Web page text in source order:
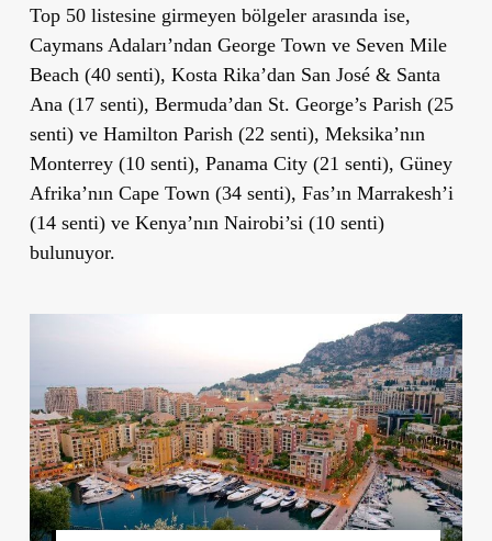
Top 50 listesine girmeyen bölgeler arasında ise,
Caymans Adaları’ndan George Town ve Seven Mile
Beach (40 senti), Kosta Rika’dan San José & Santa
Ana (17 senti), Bermuda’dan St. George’s Parish (25
senti) ve Hamilton Parish (22 senti), Meksika’nın
Monterrey (10 senti), Panama City (21 senti), Güney
Afrika’nın Cape Town (34 senti), Fas’ın Marrakesh’i
(14 senti) ve Kenya’nın Nairobi’si (10 senti)
bulunuyor.